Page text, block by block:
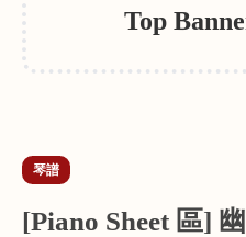
Top
琴譜
[Piano Sheet 區]